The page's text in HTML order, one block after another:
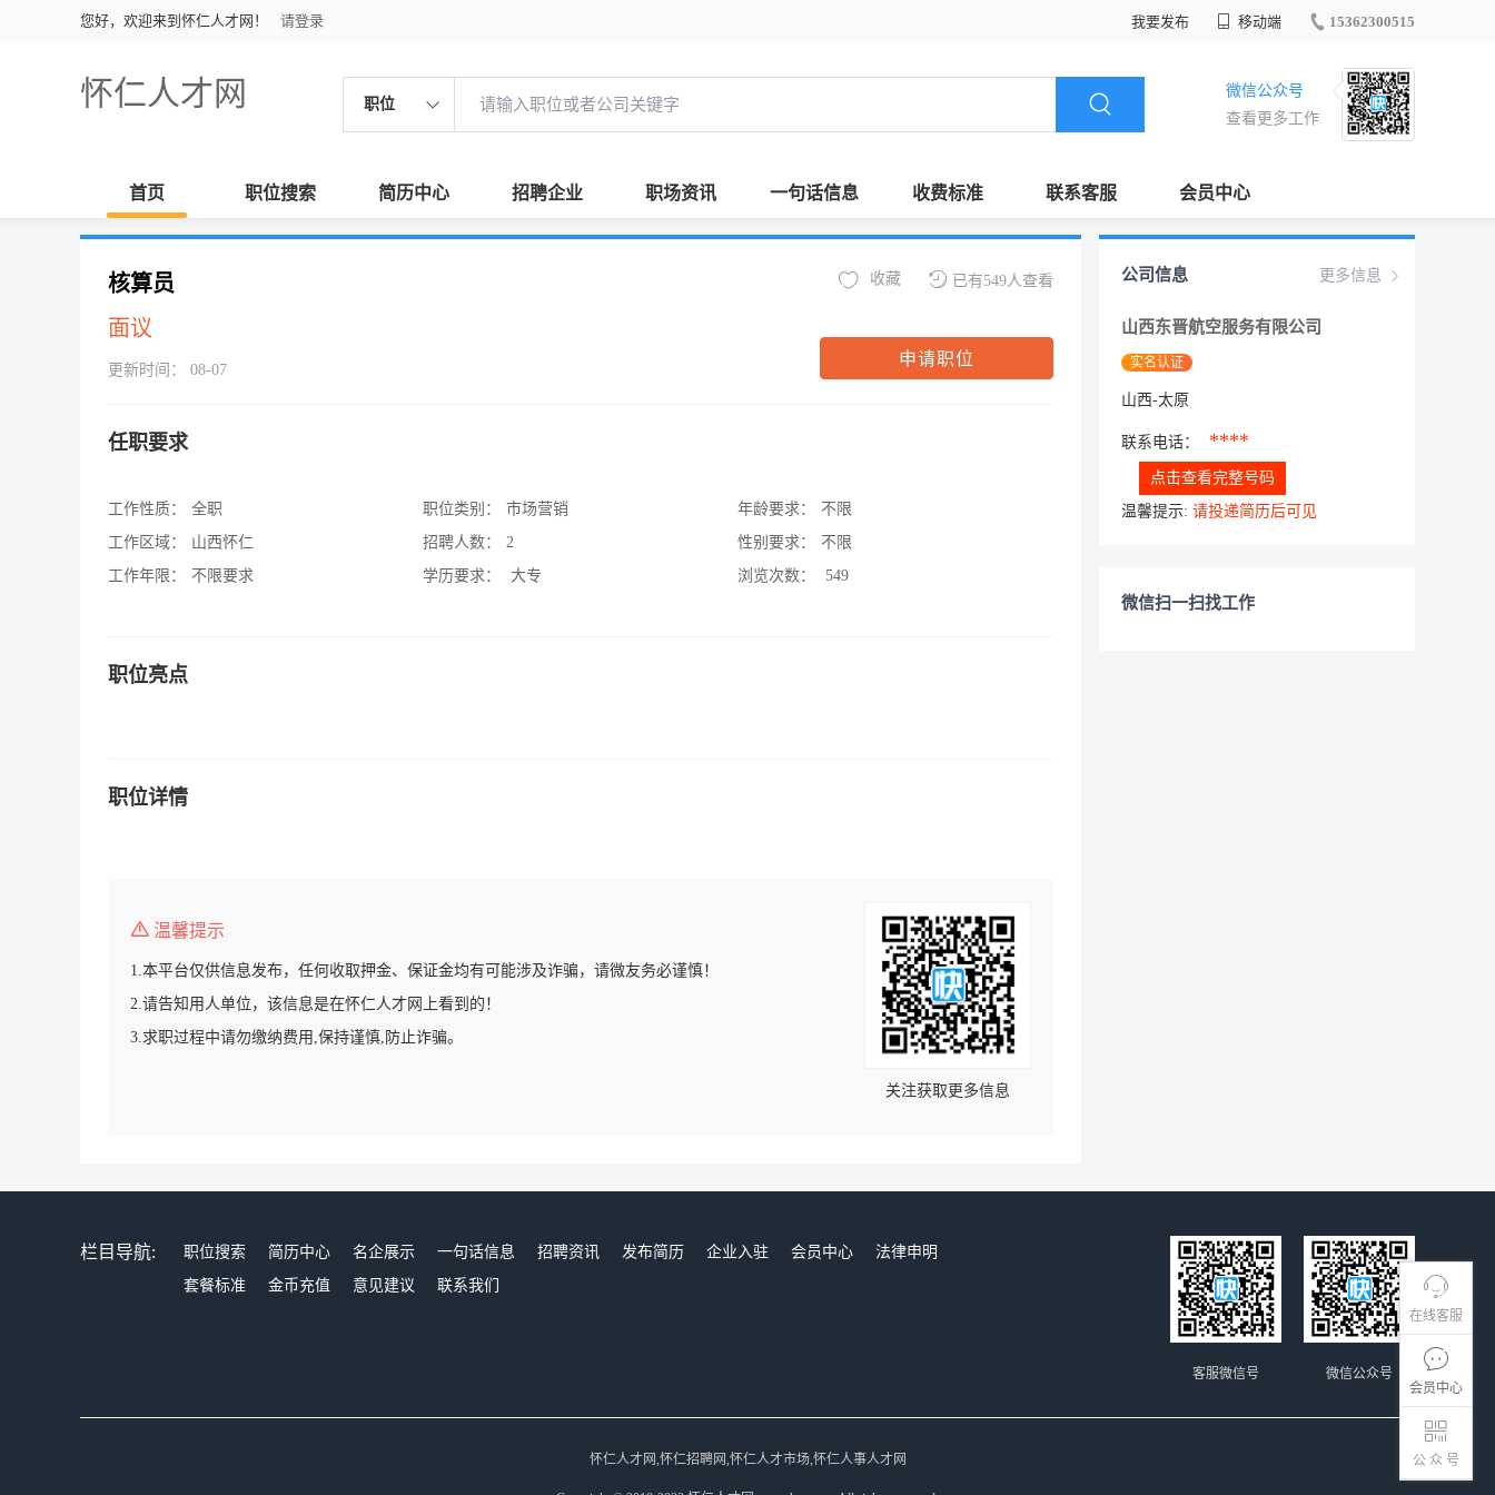
您好，欢迎来到怀仁人才网！ 请登录 我要发布 移动端 15362300515
怀仁人才网 职位
微信公众号
查看更多工作
首页 职位搜索 简历中心 招聘企业 职场资讯 一句话信息 收费标准 联系客服 会员中心
在线客服
会员中心
公 众 号
核算员
面议
更新时间： 08-07
已有549人查看
收藏
申请职位
任职要求
工作性质：
全职
工作区域：
山西怀仁
工作年限：
不限要求
职位类别：
市场营销
招聘人数：
2
学历要求：
大专
年龄要求：
不限
性别要求：
不限
浏览次数：
549
职位亮点
职位详情
温馨提示
1.本平台仅供信息发布，任何收取押金、保证金均有可能涉及诈骗，请微友务必谨慎！
2.请告知用人单位，该信息是在怀仁人才网上看到的！
3.求职过程中请勿缴纳费用,保持谨慎,防止诈骗。
关注获取更多信息
更多信息
公司信息
山西东晋航空服务有限公司
实名认证
山西-太原
联系电话： ****
点击查看完整号码
温馨提示: 请投递简历后可见
微信扫一扫找工作
栏目导航: 职位搜索 简历中心 名企展示 一句话信息 招聘资讯 发布简历 企业入驻 会员中心
法律申明
套餐标准
金币充值 意见建议 联系我们
微信公众号
客服微信号
怀仁人才网,怀仁招聘网,怀仁人才市场,怀仁人事人才网